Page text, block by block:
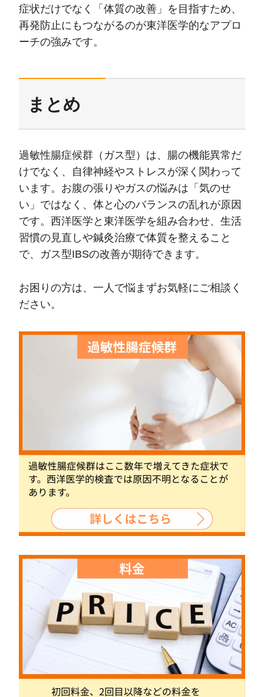
症状だけでなく「体質の改善」を目指すため、
再発防止にもつながるのが東洋医学的なアプロ
ーチの強みです。
まとめ
過敏性腸症候群（ガス型）は、腸の機能異常だ
けでなく、自律神経やストレスが深く関わって
います。お腹の張りやガスの悩みは「気のせ
い」ではなく、体と心のバランスの乱れが原因
です。西洋医学と東洋医学を組み合わせ、生活
習慣の見直しや鍼灸治療で体質を整えること
で、ガス型IBSの改善が期待できます。
お困りの方は、一人で悩まずお気軽にご相談く
ださい。